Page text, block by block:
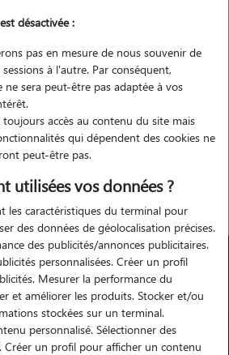
pas/plus sur notre site. Merci de
désactivée :
pas en mesure de nous souvenir de
à l'autre. Par conséquent,
ne sera peut-être pas adaptée à vos
toujours accès au contenu du site mais
qui dépendent des cookies ne
peut-être pas.
utilisées vos données ?
les caractéristiques du terminal pour
des données de géolocalisation précises.
des publicités/annonces publicitaires.
personnalisées. Créer un profil
Mesurer la performance du
et améliorer les produits. Stocker et/ou
stockées sur un terminal.
personnalisé. Sélectionner des
Créer un profil pour afficher un contenu